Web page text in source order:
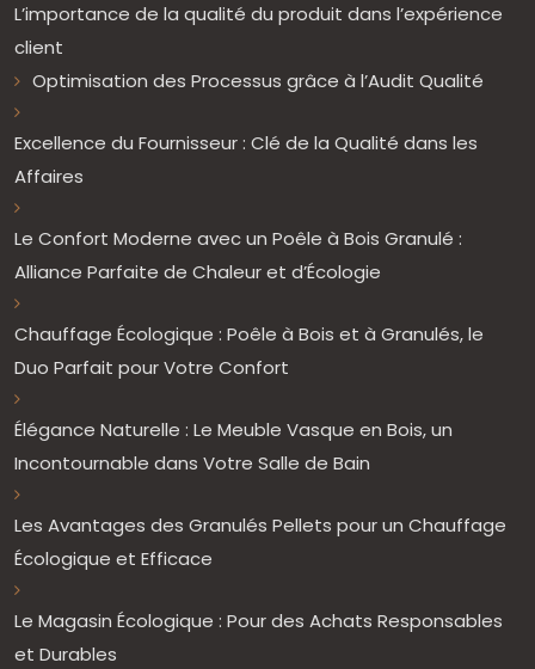
L’importance de la qualité du produit dans l’expérience
client
Optimisation des Processus grâce à l’Audit Qualité
Excellence du Fournisseur : Clé de la Qualité dans les
Affaires
Le Confort Moderne avec un Poêle à Bois Granulé :
Alliance Parfaite de Chaleur et d’Écologie
Chauffage Écologique : Poêle à Bois et à Granulés, le
Duo Parfait pour Votre Confort
Élégance Naturelle : Le Meuble Vasque en Bois, un
Incontournable dans Votre Salle de Bain
Les Avantages des Granulés Pellets pour un Chauffage
Écologique et Efficace
Le Magasin Écologique : Pour des Achats Responsables
et Durables